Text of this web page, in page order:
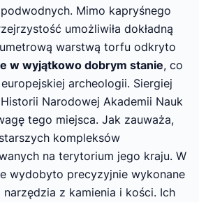
Mimo kapryśnego
umożliwiła dokładną
warstwą torfu odkryto
w wyjątkowo dobrym stanie, co
archeologii. Siergiej
Narodowej Akademii Nauk
tego miejsca. Jak zauważa,
kompleksów
na terytorium jego kraju. W
wydobyto precyzyjnie wykonane
z kamienia i kości. Ich